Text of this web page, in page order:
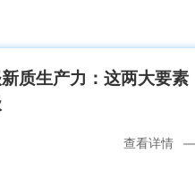
质生产力：这两大要素
查看详情